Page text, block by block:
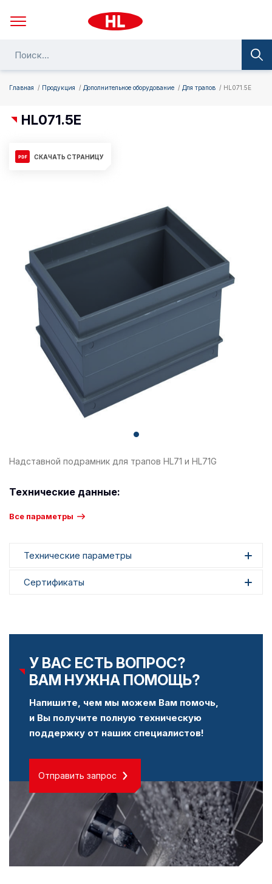
Главная Продукция Дополнительное оборудование Для трапов HL071.5E
HL071.5E
СКАЧАТЬ СТРАНИЦУ
Надставной подрамник для трапов HL71 и HL71G
Технические данные:
Все параметры
Технические параметры
Сертификаты
У ВАС ЕСТЬ ВОПРОС?
ВАМ НУЖНА ПОМОЩЬ?
Напишите, чем мы можем Вам помочь,
и Вы получите полную техническую
поддержку от наших специалистов!
Отправить запрос